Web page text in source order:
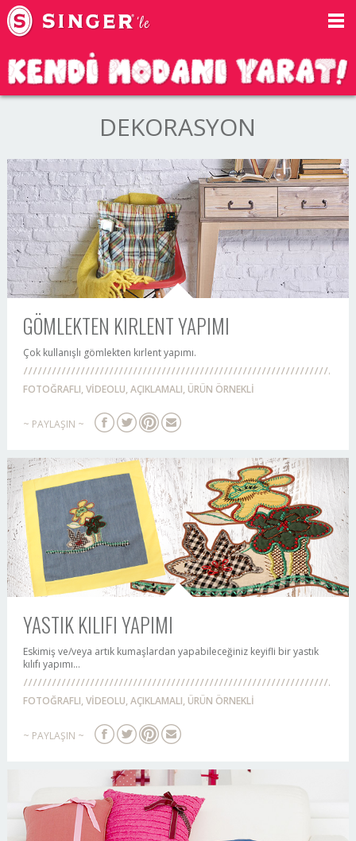
DEKORASYON
GÖMLEKTEN KIRLENT YAPIMI
Çok kullanışlı gömlekten kırlent yapımı.
FOTOĞRAFLI, VİDEOLU, AÇIKLAMALI, ÜRÜN ÖRNEKLİ
~ PAYLAŞIN ~
YASTIK KILIFI YAPIMI
Eskimiş ve/veya artık kumaşlardan yapabileceğiniz keyifli bir yastık
kılıfı yapımı...
FOTOĞRAFLI, VİDEOLU, AÇIKLAMALI, ÜRÜN ÖRNEKLİ
~ PAYLAŞIN ~